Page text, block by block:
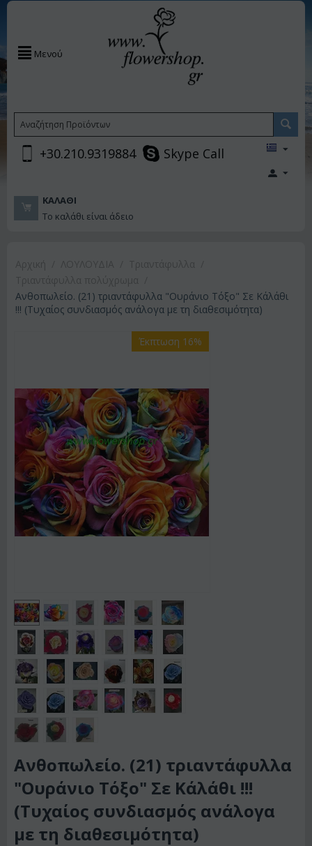
Μενού
+30.210.9319884 Skype Call
ΚΑΛΆΘΙ
Το καλάθι είναι άδειο
Ανθοπωλείο. (21) τριαντάφυλλα "Ουράνιο Τόξο" Σε Κάλάθι
!!! (Τυχαίος συνδιασμός ανάλογα με τη διαθεσιμότητα)
Έκπτωση 16%
Ανθοπωλείο. (21) τριαντάφυλλα
"Ουράνιο Τόξο" Σε Κάλάθι !!!
(Τυχαίος συνδιασμός ανάλογα
με τη διαθεσιμότητα)